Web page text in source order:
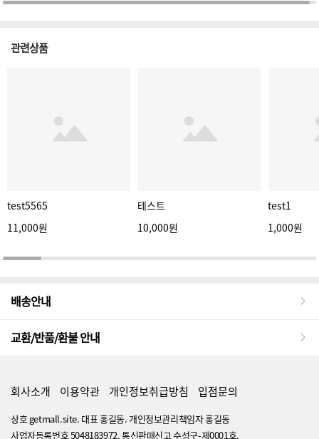
관련상품
test5565
11,000원
테스트
10,000원
test1
1,000원
배송안내
교환/반품/환불 안내
회사소개 이용약관 개인정보취급방침 입점문의
상호 getmall.site. 대표 홍길동. 개인정보관리책임자 홍길동
사업자등록번호 5048183972. 통신판매신고 수성구-제0001호.